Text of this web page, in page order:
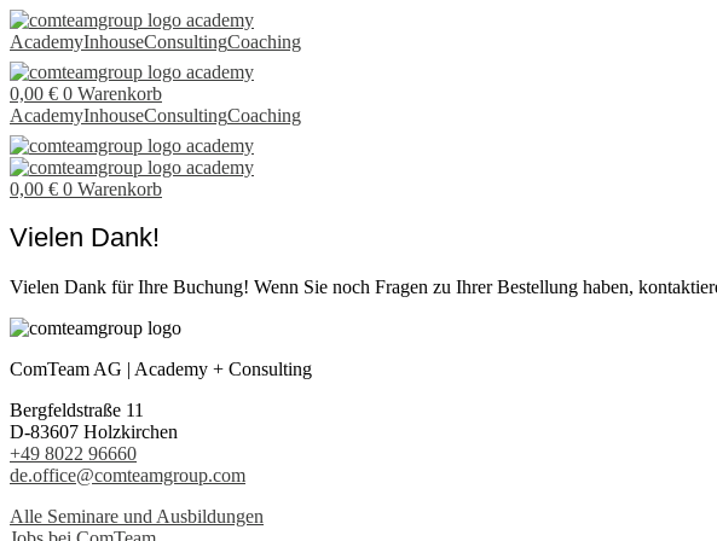
Bestätigung
AcademyInhouseConsultingCoaching
0,00 € 0 Warenkorb
AcademyInhouseConsultingCoaching
0,00 € 0 Warenkorb
Vielen Dank!
Vielen Dank für Ihre Buchung! Wenn Sie noch Fragen zu Ihrer Bestellung haben,
ComTeam AG | Academy + Consulting
Bergfeldstraße 11
D-83607 Holzkirchen
+49 8022 96660
de.office@comteamgroup.com
Alle Seminare und Ausbildungen